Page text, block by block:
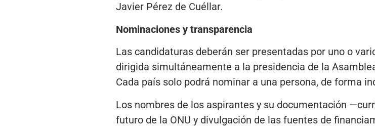
Javier Pérez de Cuéllar.
Nominaciones y transparencia
Las candidaturas deberán ser presentadas por uno o
dirigida simultáneamente a la presidencia de la
Cada país solo podrá nominar a una persona, de forma
Los nombres de los aspirantes y su documentación
futuro de la ONU y divulgación de las fuentes de